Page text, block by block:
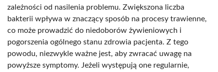
zależności od nasilenia problemu. Zwiększona liczba
bakterii wpływa w znaczący sposób na procesy trawienne,
co może prowadzić do niedoborów żywieniowych i
pogorszenia ogólnego stanu zdrowia pacjenta. Z tego
powodu, niezwykle ważne jest, aby zwracać uwagę na
powyższe symptomy. Jeżeli występują one regularnie,